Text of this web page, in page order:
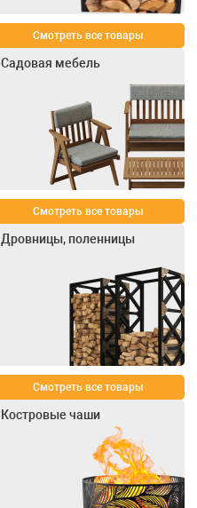
Смотреть все товары
Садовая мебель
Смотреть все товары
Дровницы, поленницы
Смотреть все товары
Костровые чаши